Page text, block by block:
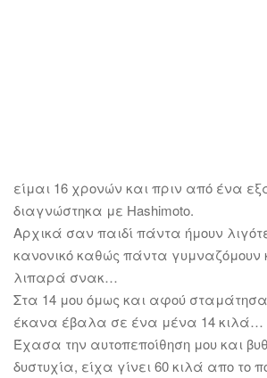
είμαι 16 χρονών και πριν από ένα
διαγνώστηκα με Ηashimoto.
Αρχικά σαν παιδί πάντα ήμουν
κανονικό καθώς πάντα γυμναζόμουν
λιπαρά σνακ…
Στα 14 μου όμως και αφού
έκανα έβαλα σε ένα μένα 14 κιλά…
Έχασα την αυτοπεποίθηση μου και
δυστυχία, είχα γίνει 60 κιλά απο το